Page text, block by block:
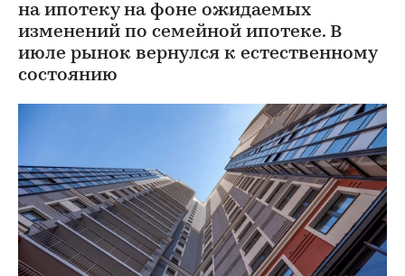
на ипотеку на фоне ожидаемых
изменений по семейной ипотеке. В
июле рынок вернулся к естественному
состоянию